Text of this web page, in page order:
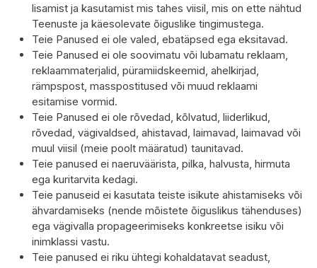
lisamist ja kasutamist mis tahes viisil, mis on ette nähtud
Teenuste ja käesolevate õiguslike tingimustega.
Teie Panused ei ole valed, ebatäpsed ega eksitavad.
Teie Panused ei ole soovimatu või lubamatu reklaam,
reklaammaterjalid, püramiidskeemid, ahelkirjad,
rämpspost, masspostitused või muud reklaami
esitamise vormid.
Teie Panused ei ole rõvedad, kõlvatud, liiderlikud,
rõvedad, vägivaldsed, ahistavad, laimavad, laimavad või
muul viisil (meie poolt määratud) taunitavad.
Teie panused ei naeruväärista, pilka, halvusta, hirmuta
ega kuritarvita kedagi.
Teie panuseid ei kasutata teiste isikute ahistamiseks või
ähvardamiseks (nende mõistete õiguslikus tähenduses)
ega vägivalla propageerimiseks konkreetse isiku või
inimklassi vastu.
Teie panused ei riku ühtegi kohaldatavat seadust,